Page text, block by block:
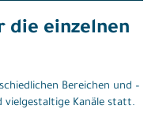
die einzelnen
Bereichen und –
vielgestaltige Kanäle statt.